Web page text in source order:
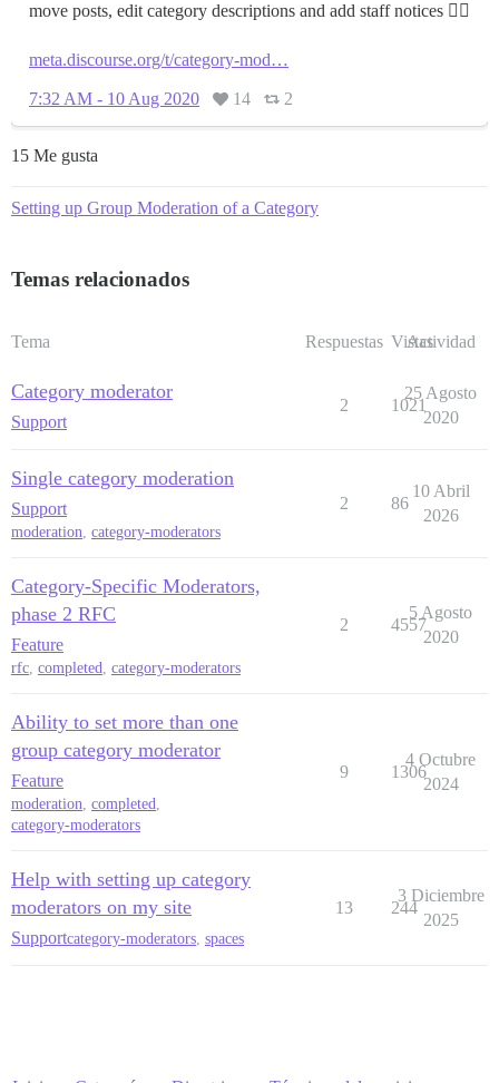
move posts, edit category descriptions and add staff notices 🧙‍♀️
meta.discourse.org/t/category-mod…
7:32 AM - 10 Aug 2020 14 2
15 Me gusta
Setting up Group Moderation of a Category
Temas relacionados
Tema Respuestas Vistas
Actividad
Category moderator
Support
2 1021
25 Agosto
2020
Single category moderation
Support
moderation, category-moderators
2 86
10 Abril
2026
Category-Specific Moderators,
phase 2 RFC
Feature
rfc, completed, category-moderators
2 4557
5 Agosto
2020
Ability to set more than one
group category moderator
Feature
moderation, completed,
category-moderators
9 1306
4 Octubre
2024
Help with setting up category
moderators on my site
Supportcategory-moderators spaces
13 244
3 Diciembre
2025